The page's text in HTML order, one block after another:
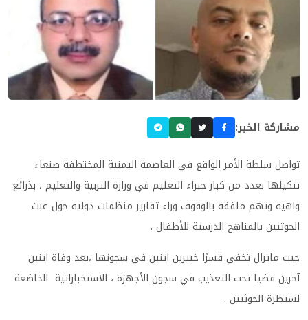
مشاركة الخبر:
تواصل سلطة الأمر الواقع في العاصمة اليمنية المختطفة صنعاء
تنكيلها بعدد من كبار خبراء التعليم في وزارة التربية والتعليم ، بذرائع
واهية وتهم ملفقة بالوقوف وراء تقارير منظمات دولية حول عبث
الحوثيين بالمناهج الدرسية للأطفال .
حيث ماتزال تخفي قسرًا خبيرين اثنين في سجونها ،بعد وفاة اثنين
آخرين قضيا تحت التعذيب في سجون الأجهزة ، الاستخباراتية الخاضعة
لسيطرة الحوثيين .